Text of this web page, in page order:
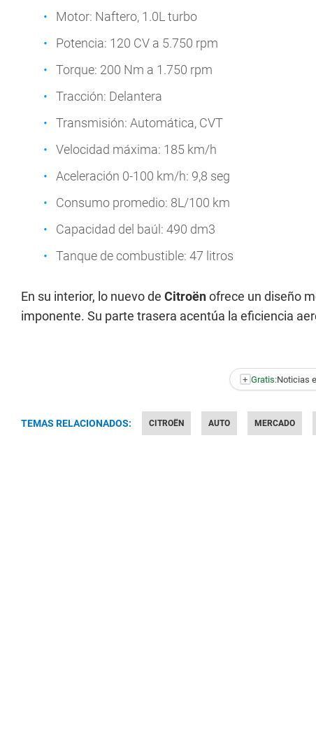
Motor: Naftero, 1.0L turbo
Potencia: 120 CV a 5.750 rpm
Torque: 200 Nm a 1.750 rpm
Tracción: Delantera
Transmisión: Automática, CVT
Velocidad máxima: 185 km/h
Aceleración 0-100 km/h: 9,8 seg
Consumo promedio: 8L/100 km
Capacidad del baúl: 490 dm3
Tanque de combustible: 47 litros
En su interior, lo nuevo de Citroënofrece un diseño
imponente. Su parte trasera acentúa la eficiencia
+ Gratis:Noticias
TEMAS RELACIONADOS: CITROËN AUTO MERCADO